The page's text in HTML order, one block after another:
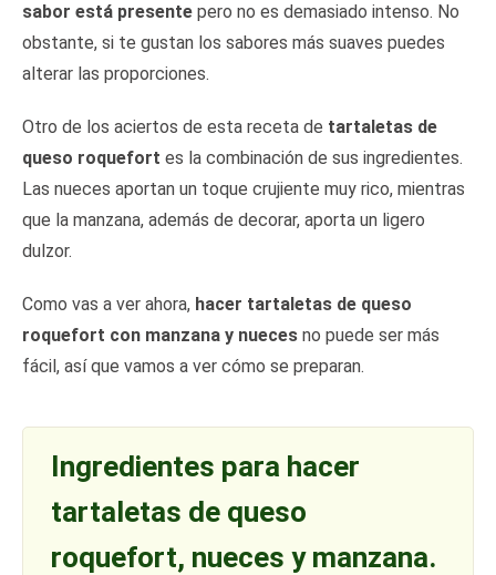
sabor está presente pero no es demasiado intenso. No
obstante, si te gustan los sabores más suaves puedes
alterar las proporciones.
Otro de los aciertos de esta receta de tartaletas de
queso roquefort es la combinación de sus ingredientes.
Las nueces aportan un toque crujiente muy rico, mientras
que la manzana, además de decorar, aporta un ligero
dulzor.
Como vas a ver ahora, hacer tartaletas de queso
roquefort con manzana y nueces no puede ser más
fácil, así que vamos a ver cómo se preparan.
Ingredientes para hacer
tartaletas de queso
roquefort, nueces y manzana.